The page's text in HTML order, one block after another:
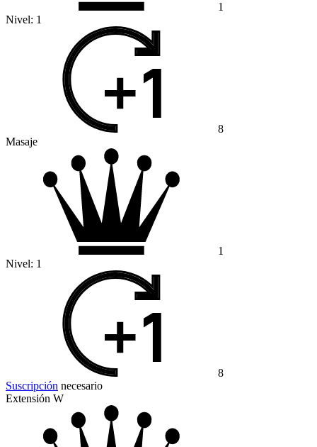
1
Nivel: 1
8
Masaje
1
Nivel: 1
8
Suscripción necesario
Extensión W